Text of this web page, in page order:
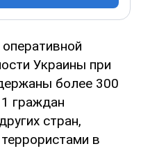
Украины при
более 300
граждан
стран,
в